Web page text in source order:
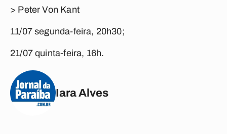
> Peter Von Kant
11/07 segunda-feira, 20h30;
21/07 quinta-feira, 16h.
Iara Alves